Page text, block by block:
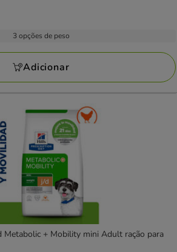
3 opções de peso
Adicionar
Metabolic + Mobility mini Adult ração para